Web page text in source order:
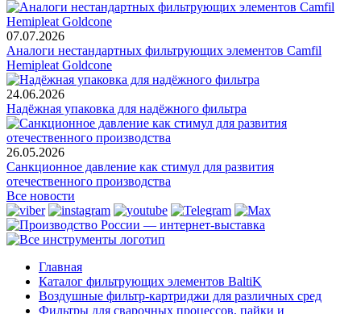
07.07.2026
Аналоги нестандартных фильтрующих элементов Camfil
Hemipleat Goldcone
24.06.2026
Надёжная упаковка для надёжного фильтра
26.05.2026
Санкционное давление как стимул для развития
отечественного производства
Все новости
Главная
Каталог фильтрующих элементов BaltiK
Воздушные фильтр-картриджи для различных сред
Фильтры для сварочных процессов, пайки и